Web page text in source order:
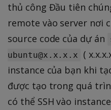
thủ công Đầu tiên
remote vào server nơi
source code của dự án
ubuntu@x.x.x.x
(
instance của bạn khi
được tạo trong quá
có thể SSH vào